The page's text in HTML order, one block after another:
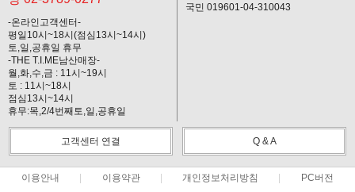
-온라인고객센터-
평일10시~18시(점심13시~14시)
토,일,공휴일 휴무
-THE T.I.ME남산매장-
월,화,수,금 : 11시~19시
토 : 11시~18시
점심13시~14시
휴무:목,2/4번째토,일,공휴일
국민 019601-04-310043
고객센터 연결 Q & A
이용안내 이용약관 개인정보처리방침 PC버전